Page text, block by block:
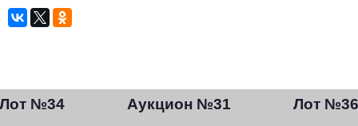
Лот №34 Аукцион №31 Лот №36